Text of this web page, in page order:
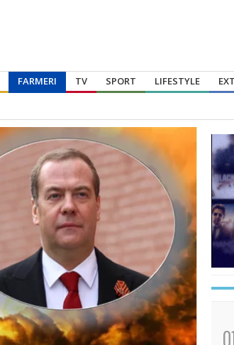
FARMERI TV SPORT LIFESTYLE